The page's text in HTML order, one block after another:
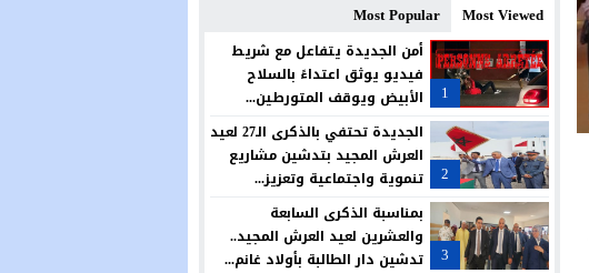
18:09 رسميًا.. الدفاع الحسني الجديدي يضرب بقوة ويتعاقد مع البرتغالي ريكاردو شيو
14:58 الجديدة تحتضن منتدى علمياً حول النوع الاجتماعي والحكامة وتمكين النساء من
11:32 المديرية الإقليمية بالجديدة تحتفي بالتميز في حفل سنوي لتكريم المتفوقين
20:01 الكلاب الضالة تؤرق ساكنة حي الوفاق بأزمور.. مطالب بتدخل عاجل وحل جذري
12:57 مجلس آزمور يصادق بالإجماع على تمديد عقد تدبير قطاع النظافة.. ودعوات
23:11 المغرب يواصل رفع راية العرب وإفريقيا عاليًا في الولايات المتحدة الأمريكية
Most Viewed
Most Popular
1
أمن الجديدة يتفاعل مع شريط
فيديو يوثق اعتداءً بالسلاح
الأبيض ويوقف المتورطين...
2
الجديدة تحتفي بالذكرى الـ27 لعيد
العرش المجيد بتدشين مشاريع
تنموية واجتماعية وتعزيز...
3
بمناسبة الذكرى السابعة
والعشرين لعيد العرش المجيد..
تدشين دار الطالبة بأولاد غانم...